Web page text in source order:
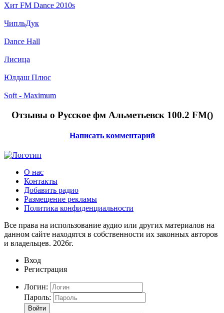
Хит FM Dance 2010s
ЧипльДук
Dance Hall
Лисица
Юлдаш Плюс
Soft - Maximum
Отзывы о Русское фм Альметьевск 100.2 FM()
Написать комментарий
О нас
Контакты
Добавить радио
Размещение рекламы
Политика конфиденциальности
Все права на использование аудио или других материалов на
данном сайте находятся в собственности их законных авторов
и владельцев. 2026г.
Вход
Регистрация
Логин:
Пароль:
Войти